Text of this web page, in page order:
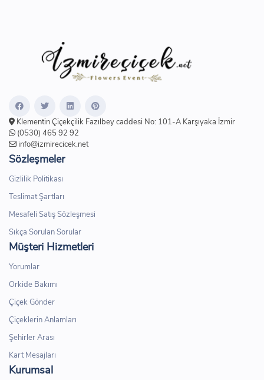
Klementin Çiçekçilik Fazılbey caddesi No: 101-A Karşıyaka İzmir
(0530) 465 92 92
info@izmirecicek.net
Sözleşmeler
Gizlilik Politikası
Teslimat Şartları
Mesafeli Satış Sözleşmesi
Sıkça Sorulan Sorular
Müşteri Hizmetleri
Yorumlar
Orkide Bakımı
Çiçek Gönder
Çiçeklerin Anlamları
Şehirler Arası
Kart Mesajları
Kurumsal